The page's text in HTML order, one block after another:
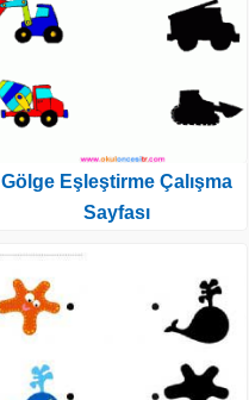
Gölge Eşleştirme Çalışma
Sayfası